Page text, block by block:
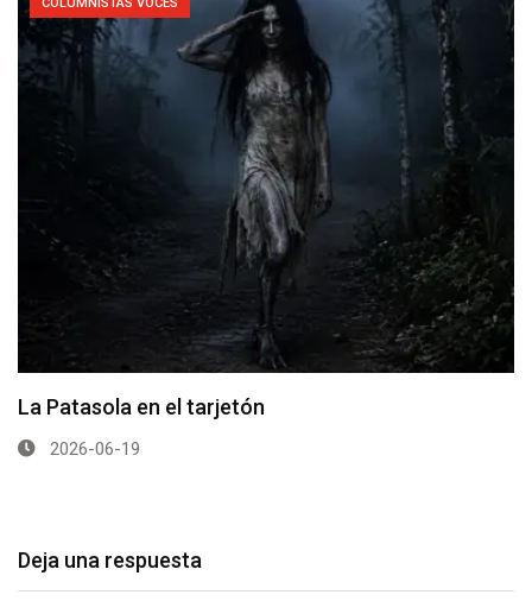
La Patasola en el tarjetón
2026-06-19
Deja una respuesta